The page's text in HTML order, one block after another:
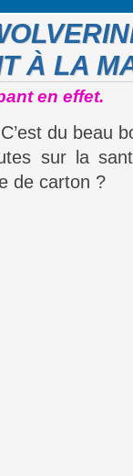
À LA
en effet.
du beau
sur la
de carton ?